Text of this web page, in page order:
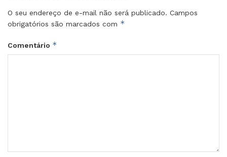
O seu endereço de e-mail não será publicado. Campos
obrigatórios são marcados com *
Comentário *